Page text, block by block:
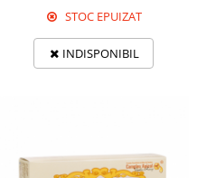
STOC EPUIZAT
INDISPONIBIL